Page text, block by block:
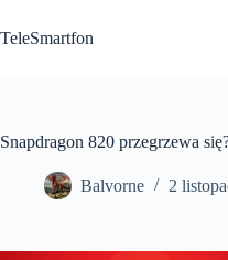
do
treści
TeleSmartfon
Snapdragon 820 przegrzewa
Balvorne 2